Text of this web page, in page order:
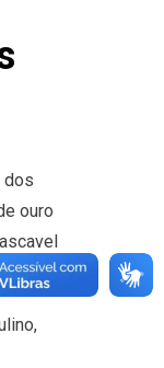
dos
ouro